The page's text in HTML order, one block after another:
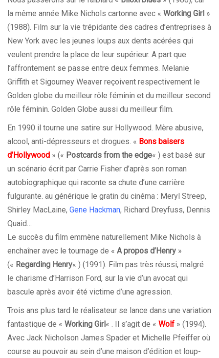
la même année Mike Nichols cartonne avec « Working Girl »
(1988). Film sur la vie trépidante des cadres d’entreprises à
New York avec les jeunes loups aux dents acérées qui
veulent prendre la place de leur supérieur. A part que
l’affrontement se passe entre deux femmes. Melanie
Griffith et Sigourney Weaver reçoivent respectivement le
Golden globe du meilleur rôle féminin et du meilleur second
rôle féminin. Golden Globe aussi du meilleur film.
En 1990 il tourne une satire sur Hollywood. Mère abusive,
alcool, anti-dépresseurs et drogues. « Bons baisers
d’Hollywood » (« Postcards from the edge« ) est basé sur
un scénario écrit par Carrie Fisher d’après son roman
autobiographique qui raconte sa chute d’une carrière
fulgurante. au générique le gratin du cinéma : Meryl Streep,
Shirley MacLaine, Gene Hackman, Richard Dreyfuss, Dennis
Quaid…
Le succès du film emmène naturellement Mike Nichols à
enchaîner avec le tournage de « A propos d’Henry »
(« Regarding Henry« ) (1991). Film pas très réussi, malgré
le charisme d’Harrison Ford, sur la vie d’un avocat qui
bascule après avoir été victime d’une agression.
Trois ans plus tard le réalisateur se lance dans une variation
fantastique de « Working Girl « . Il s’agit de « Wolf » (1994).
Avec Jack Nicholson James Spader et Michelle Pfeiffer où
course au pouvoir au sein d’une maison d’édition et loup-